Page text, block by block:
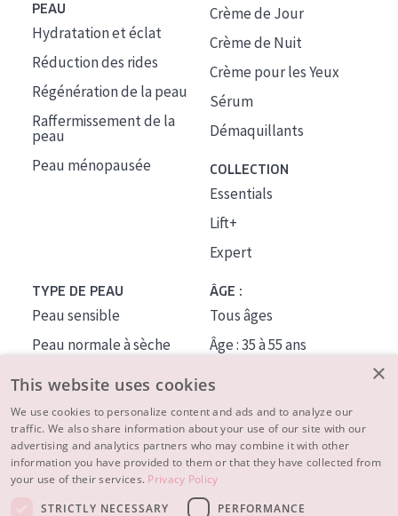
PEAU
Hydratation et éclat
Réduction des rides
Régénération de la peau
Raffermissement de la
peau
Peau ménopausée
Crème de Jour
Crème de Nuit
Crème pour les Yeux
Sérum
Démaquillants
COLLECTION
Essentials
Lift+
Expert
TYPE DE PEAU
Peau sensible
Peau normale à sèche
Peau mixte ou grasse
Peau mature
Peau ménopausée
ÂGE :
Tous âges
Âge : 35 à 55 ans
À PROPOS
CONSEILS BEAUTÉ
×
This website uses cookies
We use cookies to personalize content and ads and to analyze our
traffic. We also share information about your use of our site with our
advertising and analytics partners who may combine it with other
information you have provided to them or that they have collected from
your use of their services. Privacy Policy
STRICTLY NECESSARY
PERFORMANCE